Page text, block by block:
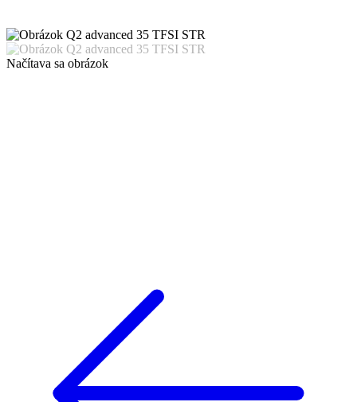
Načítava sa obrázok